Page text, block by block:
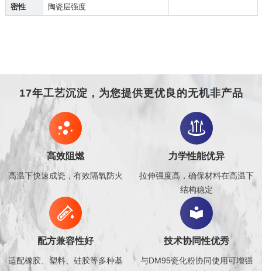
密性 陶瓷层强度
17年工艺沉淀，为您提供更优良的无机非产品

高效阻燃
高温下快速成瓷，有效隔氧防火

力学性能优异
拉伸强度高，确保材料在高温下
结构稳定

配方兼容性好
适配橡胶、塑料、硅胶等多种基

技术协同性优秀
与DM95瓷化粉协同使用可增强